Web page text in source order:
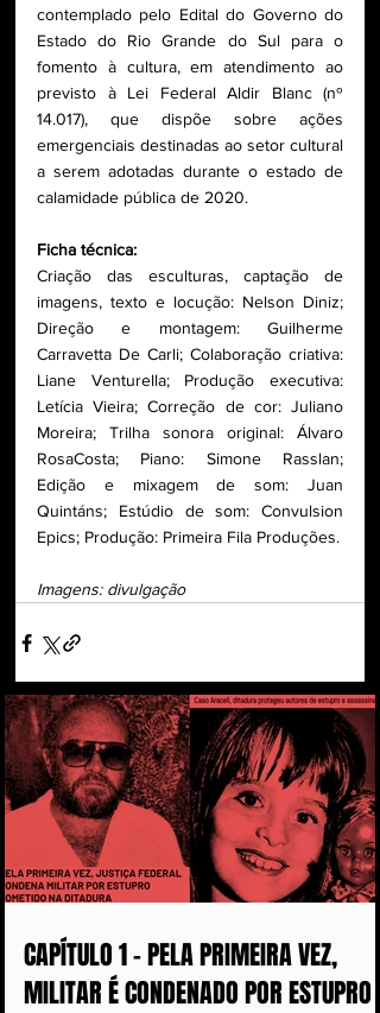
contemplado pelo Edital do Governo do
Estado do Rio Grande do Sul para o
fomento à cultura, em atendimento ao
previsto à Lei Federal Aldir Blanc (nº
14.017), que dispõe sobre ações
emergenciais destinadas ao setor cultural
a serem adotadas durante o estado de
calamidade pública de 2020.
Ficha técnica:
Criação das esculturas, captação de
imagens, texto e locução: Nelson Diniz;
Direção e montagem: Guilherme
Carravetta De Carli; Colaboração criativa:
Liane Venturella; Produção executiva:
Letícia Vieira; Correção de cor: Juliano
Moreira; Trilha sonora original: Álvaro
RosaCosta; Piano: Simone Rasslan;
Edição e mixagem de som: Juan
Quintáns; Estúdio de som: Convulsion
Epics; Produção: Primeira Fila Produções.
Imagens: divulgação
CAPÍTULO 1 - PELA PRIMEIRA VEZ,
MILITAR É CONDENADO POR ESTUPRO